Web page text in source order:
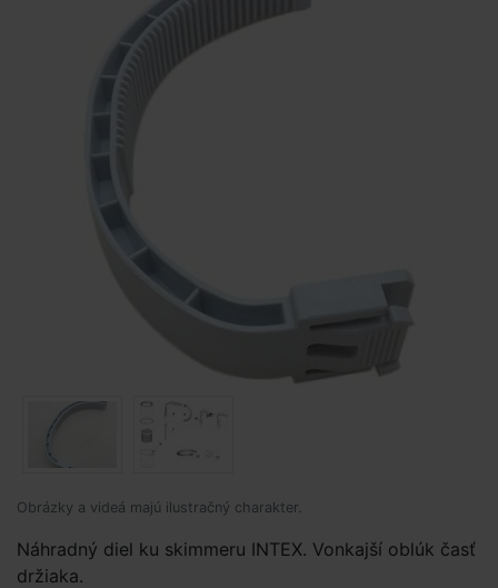
Obrázky a videá majú ilustračný charakter.
Náhradný diel ku skimmeru INTEX. Vonkajší oblúk časť
držiaka.